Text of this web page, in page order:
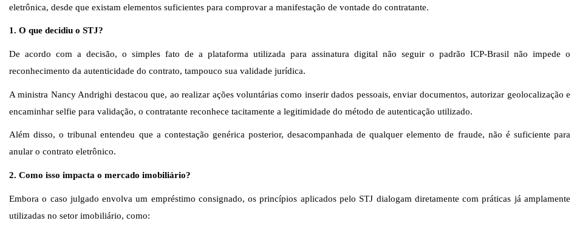
eletrônica, desde que existam elementos suficientes para comprovar a manifestação de vontade do contratante.
1. O que decidiu o STJ?
De acordo com a decisão, o simples fato de a plataforma utilizada para assinatura digital não seguir o padrão ICP-Brasil não impede o
reconhecimento da autenticidade do contrato, tampouco sua validade jurídica.
A ministra Nancy Andrighi destacou que, ao realizar ações voluntárias como inserir dados pessoais, enviar documentos, autorizar geolocalização e
encaminhar selfie para validação, o contratante reconhece tacitamente a legitimidade do método de autenticação utilizado.
Além disso, o tribunal entendeu que a contestação genérica posterior, desacompanhada de qualquer elemento de fraude, não é suficiente para
anular o contrato eletrônico.
2. Como isso impacta o mercado imobiliário?
Embora o caso julgado envolva um empréstimo consignado, os princípios aplicados pelo STJ dialogam diretamente com práticas já amplamente
utilizadas no setor imobiliário, como: